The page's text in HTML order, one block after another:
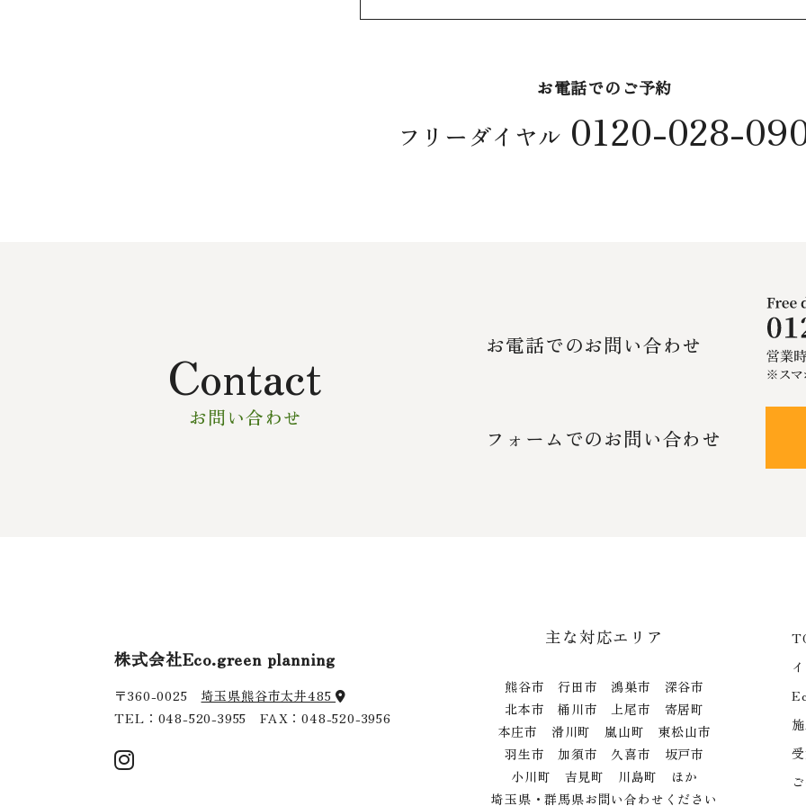
お電話でのご予約
フリーダイヤル 0120-028-
Contact
お問い合わせ
お電話でのお問い合わせ
フォームでのお問い合わせ
株式会社Eco.green planning
〒360-0025 埼玉県熊谷市太井485
TEL： 048-520-3955 FAX：048-520-3956
主な対応エリア
熊谷市 行田市 鴻巣市 深谷市
北本市 桶川市 上尾市 寄居町
本庄市 滑川町 嵐山町 東松山市
羽生市 加須市 久喜市 坂戸市
小川町 吉見町 川島町 ほか
埼玉県・群馬県お問い合わせください